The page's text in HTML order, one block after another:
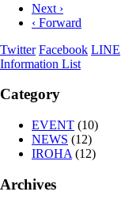
Next ›
‹ Forward
Twitter Facebook LINE
Information List
Category
EVENT (10)
NEWS (12)
IROHA (12)
Archives